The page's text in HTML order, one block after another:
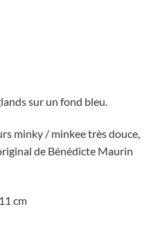
sur un fond bleu.
minky / minkee très douce,
de Bénédicte Maurin
cm